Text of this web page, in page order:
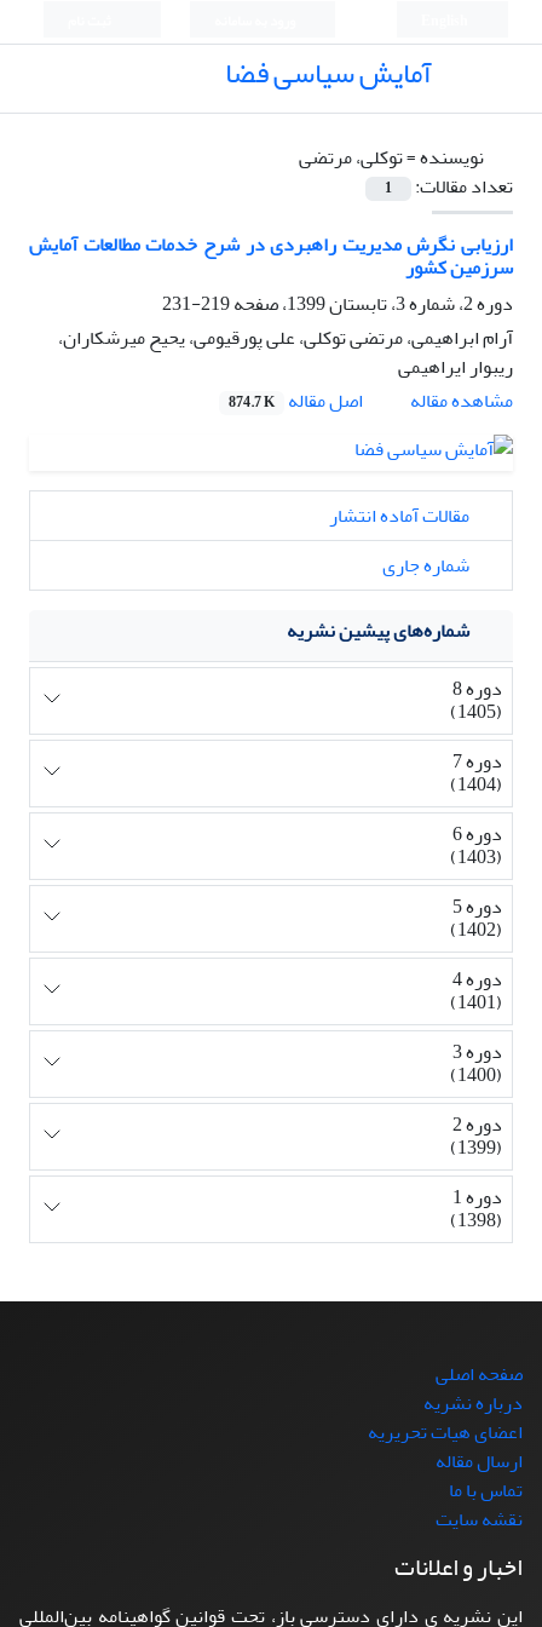
آمایش سیاسی فضا
نویسنده =توکلی، مرتضی
تعداد مقالات:
1
ارزیابی نگرش مدیریت راهبردی در شرح خدمات مطالعات آمایش
سرزمین کشور
دوره 2، شماره 3، تابستان 1399، صفحه
219-231
آرام ابراهیمی، مرتضی توکلی، علی پورقیومی، یحیح میرشکاران،
ریبوار ایراهیمی
مشاهده مقاله
اصل مقاله 874.7 K
مقالات آماده انتشار
شماره جاری
شماره‌های پیشین نشریه
دوره 8
(1405)
دوره 7
(1404)
دوره 6
(1403)
دوره 5
(1402)
دوره 4
(1401)
دوره 3
(1400)
دوره 2
(1399)
دوره 1
(1398)
صفحه اصلی
درباره نشریه
اعضای هیات تحریریه
ارسال مقاله
تماس با ما
نقشه سایت
اخبار و اعلانات
این نشریه ی دارای دسترسی باز، تحت قوانین گواهینامه بین‌المللی